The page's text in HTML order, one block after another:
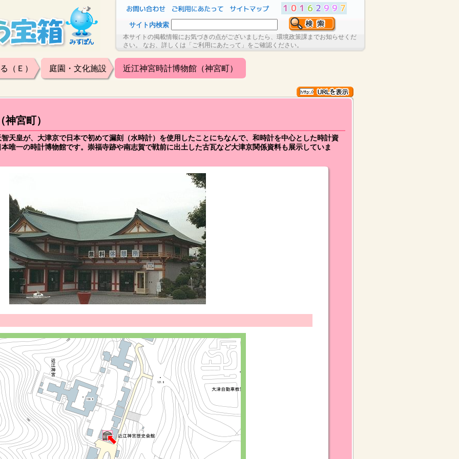
サイト内検索
本サイトの掲載情報にお気づきの点がございましたら、環境政策課までお知らせくだ
さい。 なお、詳しくは「ご利用にあたって」をご確認ください。
（Ｅ） 庭園・文化施設 近江神宮時計博物館（神宮町）
宮町）
天皇が、大津京で日本で初めて漏刻（水時計）を使用したことにちなんで、和時計を中心とした時計資
唯一の時計博物館です。崇福寺跡や南志賀で戦前に出土した古瓦など大津京関係資料も展示していま